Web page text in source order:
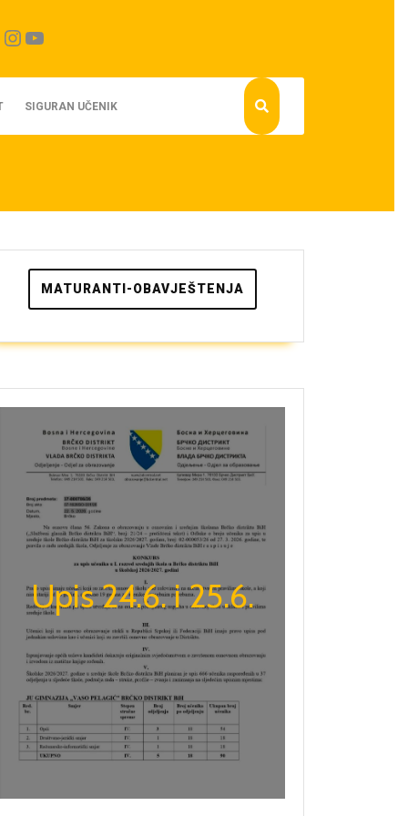
Instagram
YouTube
SIGURAN UČENIK
MATURANTI-OBAVJEŠTENJA
Upis 24.6. i 25.6.